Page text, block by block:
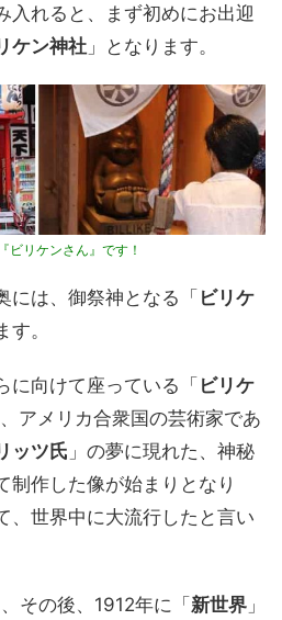
入れると、まず初めにお出迎
ケン神社 」となります。
ビリケンさん』です！
には、御祭神となる「 ビリケ
す。
に向けて座っている「 ビリケ
アメリカ合衆国の芸術家であ
ッツ氏 」の夢に現れた、神秘
制作した像が始まりとなり
、世界中に大流行したと言い
その後、1912年に「新世界 」